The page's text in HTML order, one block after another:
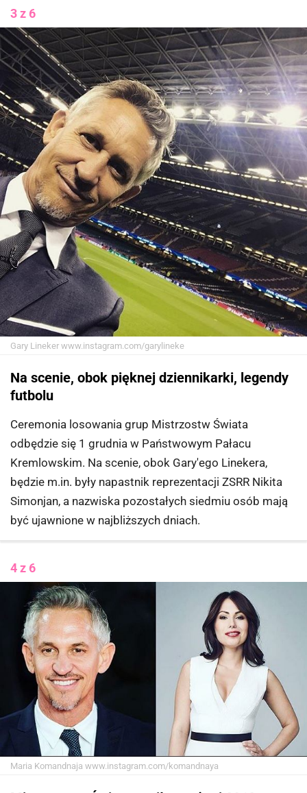
3 z 6
Gary Lineker www.instagram.com/garylineke
Na scenie, obok pięknej dziennikarki, legendy
futbolu
Ceremonia losowania grup Mistrzostw Świata
odbędzie się 1 grudnia w Państwowym Pałacu
Kremlowskim. Na scenie, obok Gary'ego Linekera,
będzie m.in. były napastnik reprezentacji ZSRR Nikita
Simonjan, a nazwiska pozostałych siedmiu osób mają
być ujawnione w najbliższych dniach.
4 z 6
Maria Komandnaja www.instagram.com/komandnaya